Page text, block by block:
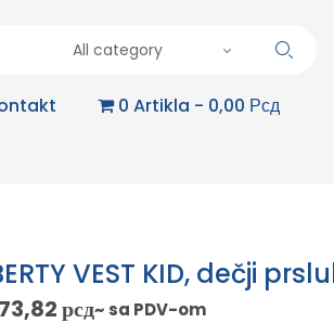
All category
0 Artikla 0,00 Рсд
VEST KID, dečji
рсд~ sa PDV-om